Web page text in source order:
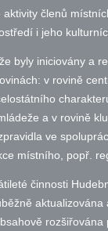
členů
i jeho
byly iniciovány a
v rovině
a v rovině
ve
místního, popř.
činnosti
aktualizována
rozšiřována